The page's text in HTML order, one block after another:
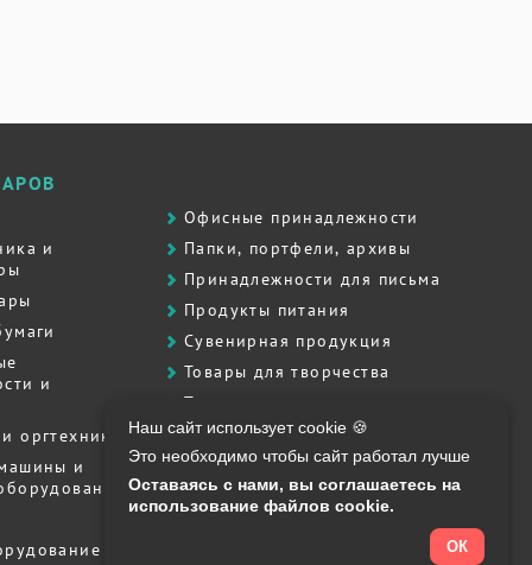
и
и
оргтехника
и
Офисные принадлежности
Папки, портфели, архивы
Принадлежности для письма
Продукты питания
Сувенирная продукция
Товары для творчества
Товары для школы
Хозяйственные товары
Штемпельная продукция
Полиграфия, печати, штампы
Наш сайт использует cookie 🍪
Это необходимо чтобы сайт работал лучше
Оставаясь с нами, вы соглашаетесь на
использование файлов cookie.
ОК